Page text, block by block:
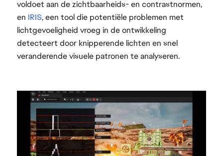
voldoet aan de zichtbaarheids- en contrastnormen,
en IRIS, een tool die potentiële problemen met
lichtgevoeligheid vroeg in de ontwikkeling
detecteert door knipperende lichten en snel
veranderende visuele patronen te analyseren.